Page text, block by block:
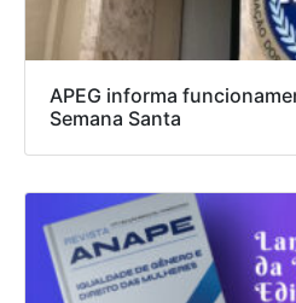
APEG informa
Semana Santa